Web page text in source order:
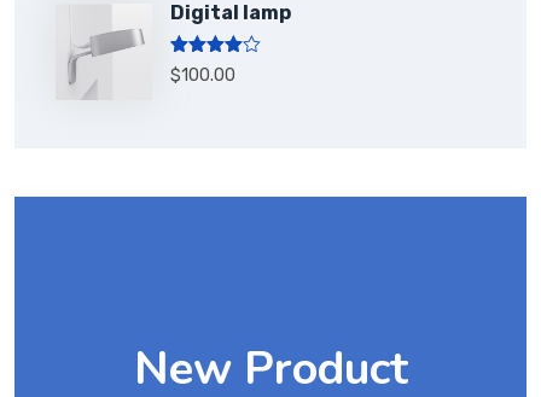
Digital lamp
Rated
4.00 out
$100.00
New Product